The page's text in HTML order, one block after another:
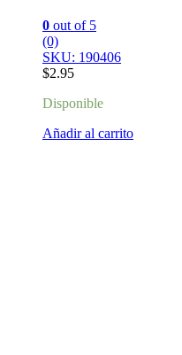
0 out of 5
(0)
SKU: 190406
$2.95
Disponible
Añadir al carrito